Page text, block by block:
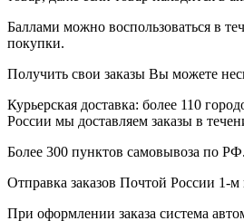
Баллами можно воспользоваться в
покупки.
Получить свои заказы Вы можете
Курьерская доставка: более 110
России мы доставляем заказы в
Более 300 пунктов самовывоза по РФ.
Отправка заказов Почтой России 1-м
При оформлении заказа система